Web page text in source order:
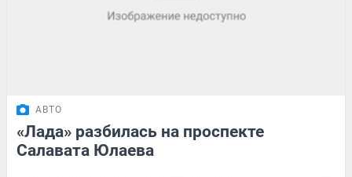
АВТО
«Лада» разбилась на проспекте
Салавата Юлаева